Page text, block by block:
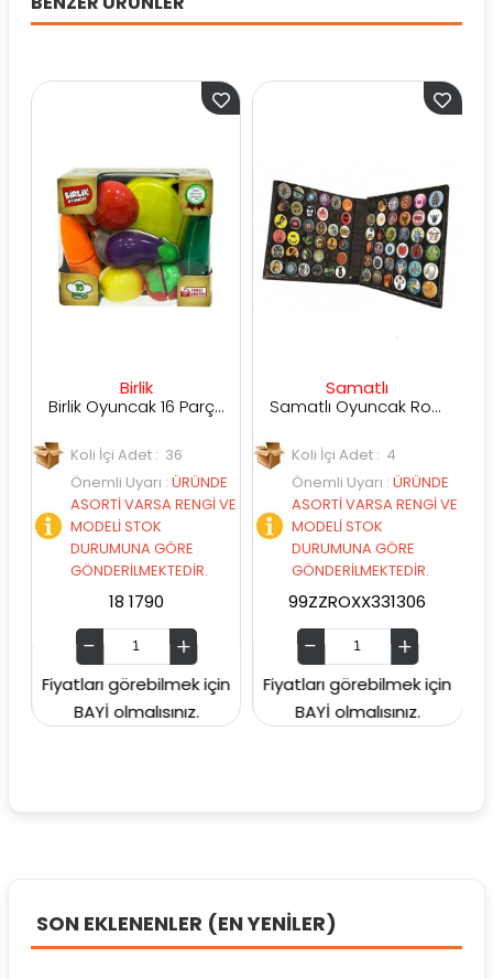
Birlik Oyuncak 16 Parça Patlıcanlı Kesilebilen Meyve Sebze
Koli İçi Adet : 36
Önemli Uyarı:ÜRÜNDE
ASORTİ VARSA RENGİ VE
MODELİ STOK
DURUMUNA GÖRE
GÖNDERİLMEKTEDİR.
18 1790
Fiyatları görebilmek için
BAYİ olmalısınız.
Samatlı
Samatlı Oyuncak Roxx Koleksiyon Çantası
Koli İçi Adet : 4
Önemli Uyarı:ÜRÜNDE
ASORTİ VARSA RENGİ VE
MODELİ STOK
DURUMUNA GÖRE
GÖNDERİLMEKTEDİR.
99ZZROXX331306
Fiyatları görebilmek için
BAYİ olmalısınız.
SON EKLENENLER (EN YENİLER)